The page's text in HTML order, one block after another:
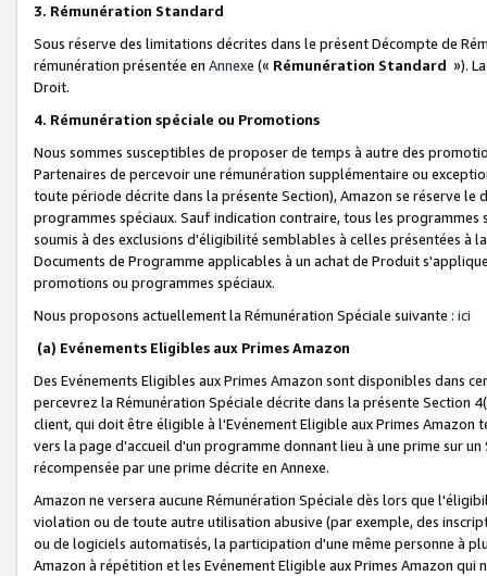
3. Rémunération Standard
Sous réserve des limitations décrites dans le présent Décompte de
rémunération présentée en Annexe (« Rémunération Standard »).
Droit.
4. Rémunération spéciale ou Promotions
Nous sommes susceptibles de proposer de temps à autre des
Partenaires de percevoir une rémunération supplémentaire ou
toute période décrite dans la présente Section), Amazon se réserve
programmes spéciaux. Sauf indication contraire, tous les
soumis à des exclusions d'éligibilité semblables à celles présentées à
Documents de Programme applicables à un achat de Produit
promotions ou programmes spéciaux.
Nous proposons actuellement la Rémunération Spéciale suivante : ici
(a) Evénements Eligibles aux Primes Amazon
Des Evénements Eligibles aux Primes Amazon sont disponibles dans
percevrez la Rémunération Spéciale décrite dans la présente Section
client, qui doit être éligible à l'Evénement Eligible aux Primes Amazon
vers la page d'accueil d'un programme donnant lieu à une prime sur
récompensée par une prime décrite en Annexe.
Amazon ne versera aucune Rémunération Spéciale dès lors que
violation ou de toute autre utilisation abusive (par exemple, des
ou de logiciels automatisés, la participation d'une même personne à
Amazon à répétition et les Evénement Eligible aux Primes Amazon qui